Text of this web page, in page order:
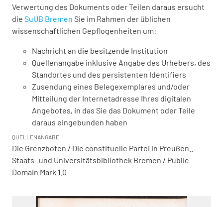
Verwertung des Dokuments oder Teilen daraus ersucht
die SuUB Bremen Sie im Rahmen der üblichen
wissenschaftlichen Gepflogenheiten um:
Nachricht an die besitzende Institution
Quellenangabe inklusive Angabe des Urhebers, des
Standortes und des persistenten Identifiers
Zusendung eines Belegexemplares und/oder
Mitteilung der Internetadresse Ihres digitalen
Angebotes, in das Sie das Dokument oder Teile
daraus eingebunden haben
QUELLENANGABE
Die Grenzboten / Die constituelle Partei in Preußen..
Staats- und Universitätsbibliothek Bremen / Public
Domain Mark 1.0